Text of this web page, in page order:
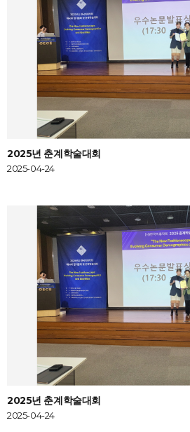
2025년 춘계학술대회
2025-04-24
2025년 춘계학술대회
2025-04-24